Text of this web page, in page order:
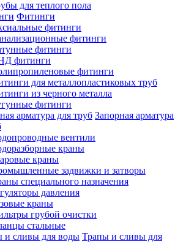
для теплого пола
Фитинги
фитинги
фитинги
фитинги
фитинги
фитинги
для металлопластиковых труб
из черного металла
фитинги
Запорная арматура
вентили
краны
краны
задвижки и затворы
специального назначения
давления
краны
грубой очистки
стальные
Трапы и сливы для